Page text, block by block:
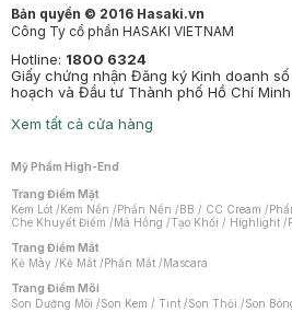
Bản quyền © 2016 Hasaki.vn
Công Ty cổ phần HASAKI VIETNAM
Hotline: 1800 6324
Giấy chứng nhận Đăng ký Kinh doanh số
hoạch và Đầu tư Thành phố Hồ Chí Minh
Xem tất cả cửa hàng
Mỹ Phẩm High-End
Trang Điểm Mặt
Kem Lót /Kem Nền /Phấn Nền /BB / CC Cream /
Che Khuyết Điểm /Má Hồng /Tạo Khối / Highlight /
Trang Điểm Mắt
Kẻ Mày /Kẻ Mắt /Phấn Mắt /Mascara
Trang Điểm Môi
Son Dưỡng Môi /Son Kem / Tint /Son Thỏi /Son